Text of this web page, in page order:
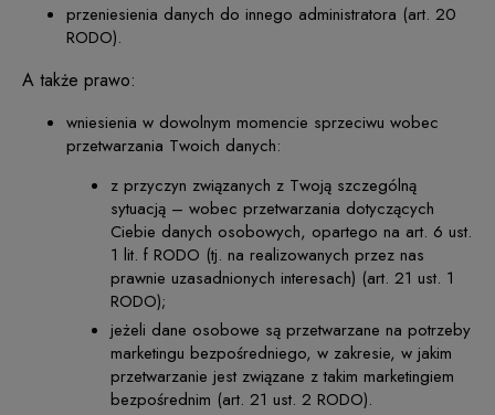
przeniesienia danych do innego administratora (art. 20
RODO).
A także prawo:
wniesienia w dowolnym momencie sprzeciwu wobec
przetwarzania Twoich danych:
z przyczyn związanych z Twoją szczególną
sytuacją – wobec przetwarzania dotyczących
Ciebie danych osobowych, opartego na art. 6 ust.
1 lit. f RODO (tj. na realizowanych przez nas
prawnie uzasadnionych interesach) (art. 21 ust. 1
RODO);
jeżeli dane osobowe są przetwarzane na potrzeby
marketingu bezpośredniego, w zakresie, w jakim
przetwarzanie jest związane z takim marketingiem
bezpośrednim (art. 21 ust. 2 RODO).